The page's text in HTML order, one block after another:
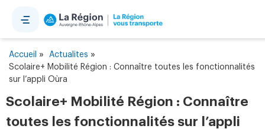
Accueil » Actualites »
Scolaire+ Mobilité Région : Connaître toutes les fonctionnalités
sur l’appli Oùra
Scolaire+ Mobilité Région : Connaître
toutes les fonctionnalités sur l’appli